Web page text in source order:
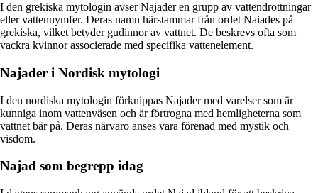
I den grekiska mytologin avser Najader en grupp av vattendrottningar
eller vattennymfer. Deras namn härstammar från ordet Naiades på
grekiska, vilket betyder gudinnor av vattnet. De beskrevs ofta som
vackra kvinnor associerade med specifika vattenelement.
Najader i Nordisk mytologi
I den nordiska mytologin förknippas Najader med varelser som är
kunniga inom vattenväsen och är förtrogna med hemligheterna som
vattnet bär på. Deras närvaro anses vara förenad med mystik och
visdom.
Najad som begrepp idag